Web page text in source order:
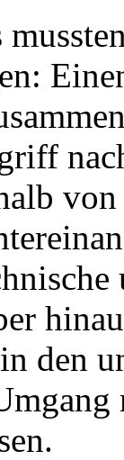
den